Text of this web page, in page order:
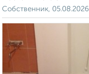
Собственник, 05.08.2026